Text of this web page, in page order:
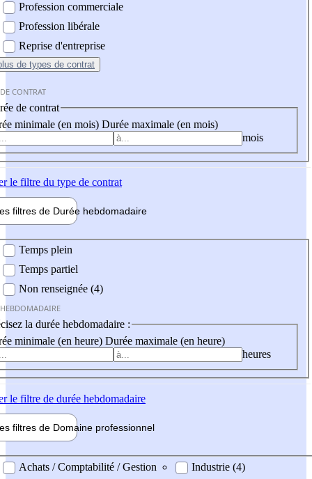
Profession commerciale
Profession libérale
Reprise d'entreprise
de types de contrat
CONTRAT
de contrat
minimale (en mois) Durée maximale (en mois)
mois
le filtre du type de contrat
filtres de Durée hebdomadaire
Temps plein
Temps partiel
Non renseignée (4)
la durée hebdomadaire :
minimale (en heure) Durée maximale (en heure)
heures
le filtre de durée hebdomadaire
filtres de Domaine professionnel
professionel
Achats / Comptabilité / Gestion
Industrie (4)